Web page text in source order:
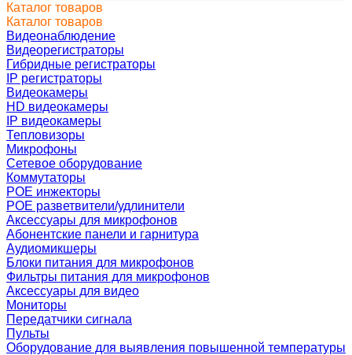
Каталог товаров
Каталог товаров
Видеонаблюдение
Видеорегистраторы
Гибридные регистраторы
IP регистраторы
Видеокамеры
HD видеокамеры
IP видеокамеры
Тепловизоры
Микрофоны
Сетевое оборудование
Коммутаторы
POE инжекторы
POE разветвители/удлинители
Аксессуары для микрофонов
Абонентские панели и гарнитура
Аудиомикшеры
Блоки питания для микрофонов
Фильтры питания для микрофонов
Аксессуары для видео
Мониторы
Передатчики сигнала
Пульты
Оборудование для выявления повышенной температуры